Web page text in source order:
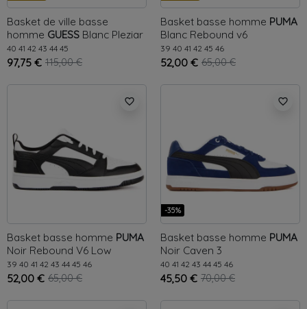
Basket de ville basse
homme GUESS Blanc Pleziar
40 41 42 43 44 45
97,75 € 115,00 €
Basket basse homme PUMA
Blanc Rebound v6
39 40 41 42 45 46
52,00 € 65,00 €
favorite_border
Basket basse homme PUMA
Noir Rebound V6 Low
39 40 41 42 43 44 45 46
52,00 € 65,00 €
favorite_border
-35%
Basket basse homme PUMA
Noir Caven 3
40 41 42 43 44 45 46
45,50 € 70,00 €